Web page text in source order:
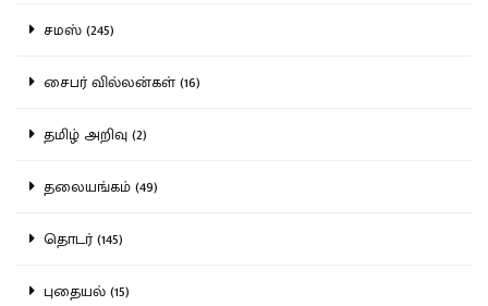
சமஸ் (245)
சைபர் வில்லன்கள் (16)
தமிழ் அறிவு (2)
தலையங்கம் (49)
தொடர் (145)
புதையல் (15)